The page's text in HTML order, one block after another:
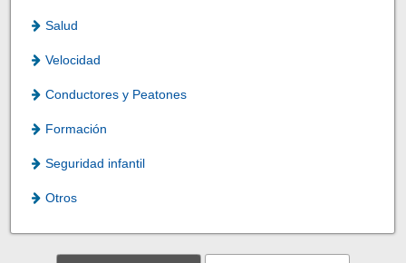
Salud
Velocidad
Conductores y Peatones
Formación
Seguridad infantil
Otros